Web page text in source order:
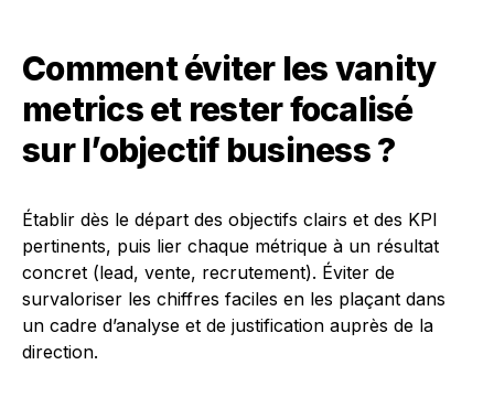
Comment éviter les vanity
metrics et rester focalisé
sur l’objectif business ?
Établir dès le départ des objectifs clairs et des KPI
pertinents, puis lier chaque métrique à un résultat
concret (lead, vente, recrutement). Éviter de
survaloriser les chiffres faciles en les plaçant dans
un cadre d’analyse et de justification auprès de la
direction.